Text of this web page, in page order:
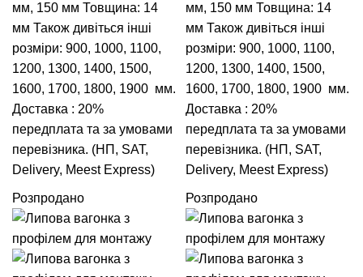
мм, 150 мм Товщина: 14
мм Також дивіться інші
розміри: 900, 1000, 1100,
1200, 1300, 1400, 1500,
1600, 1700, 1800, 1900 мм.
Доставка : 20%
передплата та за умовами
перевізника. (НП, SAT,
Delivery, Meest Express)
мм, 150 мм Товщина: 14
мм Також дивіться інші
розміри: 900, 1000, 1100,
1200, 1300, 1400, 1500,
1600, 1700, 1800, 1900 мм.
Доставка : 20%
передплата та за умовами
перевізника. (НП, SAT,
Delivery, Meest Express)
Розпродано Розпродано